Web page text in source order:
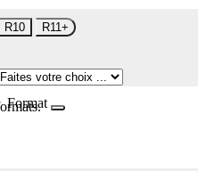
R10 R11+
Format